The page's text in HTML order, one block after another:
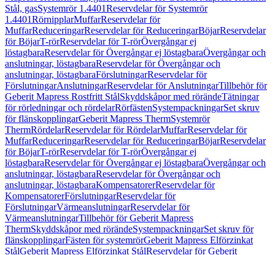
Stål, gasSystemrör 1.4401Reservdelar för Systemrör
1.4401RörnipplarMuffarReservdelar för
MuffarReduceringarReservdelar för ReduceringarBöjarReservdelar
för BöjarT-rörReservdelar för T-rörÖvergångar ej
löstagbaraReservdelar för Övergångar ej löstagbaraÖvergångar och
anslutningar, löstagbaraReservdelar för Övergångar och
anslutningar, löstagbaraFörslutningarReservdelar för
FörslutningarAnslutningarReservdelar för AnslutningarTillbehör för
Geberit Mapress Rostfritt StålSkyddskåpor med rörändeTätningar
för rörledningar och rördelarRörfästenSystempackningarSet skruv
för flänskopplingarGeberit Mapress ThermSystemrör
ThermRördelarReservdelar för RördelarMuffarReservdelar för
MuffarReduceringarReservdelar för ReduceringarBöjarReservdelar
för BöjarT-rörReservdelar för T-rörÖvergångar ej
löstagbaraReservdelar för Övergångar ej löstagbaraÖvergångar och
anslutningar, löstagbaraReservdelar för Övergångar och
anslutningar, löstagbaraKompensatorerReservdelar för
KompensatorerFörslutningarReservdelar för
FörslutningarVärmeanslutningarReservdelar för
VärmeanslutningarTillbehör för Geberit Mapress
ThermSkyddskåpor med rörändeSystempackningarSet skruv för
flänskopplingarFästen för systemrörGeberit Mapress Elförzinkat
StålGeberit Mapress Elförzinkat StålReservdelar för Geberit